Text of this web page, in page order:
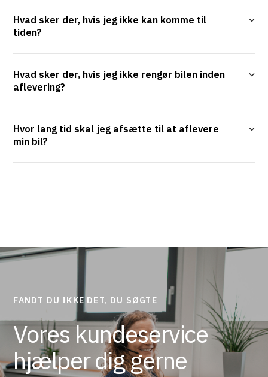
Hvad sker der, hvis jeg ikke kan komme til
tiden?
Hvad sker der, hvis jeg ikke rengør bilen inden
aflevering?
Hvor lang tid skal jeg afsætte til at aflevere
min bil?
FANDT DU IKKE DET, DU SØGTE
Vores kundeservice
hjælper dig gerne